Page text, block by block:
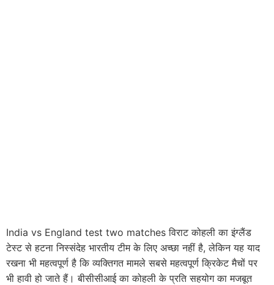
India vs England test two matches विराट कोहली का इंग्लैंड
टेस्ट से हटना निस्संदेह भारतीय टीम के लिए अच्छा नहीं है, लेकिन यह याद
रखना भी महत्वपूर्ण है कि व्यक्तिगत मामले सबसे महत्वपूर्ण क्रिकेट मैचों पर
भी हावी हो जाते हैं। बीसीसीआई का कोहली के प्रति सहयोग का मजबूत